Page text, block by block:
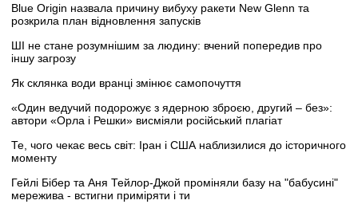
Blue Origin назвала причину вибуху ракети New Glenn та
розкрила план відновлення запусків
ШІ не стане розумнішим за людину: вчений попередив про
іншу загрозу
Як склянка води вранці змінює самопочуття
«Один ведучий подорожує з ядерною зброєю, другий – без»:
автори «Орла і Решки» висміяли російський плагіат
Те, чого чекає весь світ: Іран і США наблизилися до історичного
моменту
Гейлі Бібер та Аня Тейлор-Джой проміняли базу на "бабусині"
мережива - встигни приміряти і ти